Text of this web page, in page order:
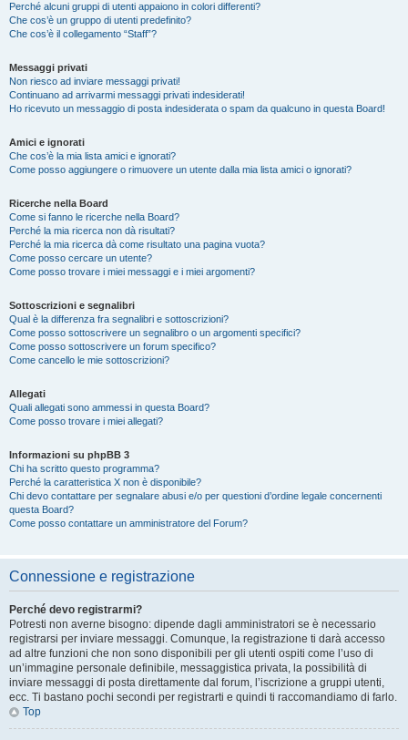
Perché alcuni gruppi di utenti appaiono in colori differenti?
Che cos’è un gruppo di utenti predefinito?
Che cos’è il collegamento “Staff”?
Messaggi privati
Non riesco ad inviare messaggi privati!
Continuano ad arrivarmi messaggi privati indesiderati!
Ho ricevuto un messaggio di posta indesiderata o spam da qualcuno in questa Board!
Amici e ignorati
Che cos’è la mia lista amici e ignorati?
Come posso aggiungere o rimuovere un utente dalla mia lista amici o ignorati?
Ricerche nella Board
Come si fanno le ricerche nella Board?
Perché la mia ricerca non dà risultati?
Perché la mia ricerca dà come risultato una pagina vuota?
Come posso cercare un utente?
Come posso trovare i miei messaggi e i miei argomenti?
Sottoscrizioni e segnalibri
Qual è la differenza fra segnalibri e sottoscrizioni?
Come posso sottoscrivere un segnalibro o un argomenti specifici?
Come posso sottoscrivere un forum specifico?
Come cancello le mie sottoscrizioni?
Allegati
Quali allegati sono ammessi in questa Board?
Come posso trovare i miei allegati?
Informazioni su phpBB 3
Chi ha scritto questo programma?
Perché la caratteristica X non è disponibile?
Chi devo contattare per segnalare abusi e/o per questioni d’ordine legale concernenti
questa Board?
Come posso contattare un amministratore del Forum?
Connessione e registrazione
Perché devo registrarmi?
Potresti non averne bisogno: dipende dagli amministratori se è necessario
registrarsi per inviare messaggi. Comunque, la registrazione ti darà accesso
ad altre funzioni che non sono disponibili per gli utenti ospiti come l’uso di
un’immagine personale definibile, messaggistica privata, la possibilità di
inviare messaggi di posta direttamente dal forum, l’iscrizione a gruppi utenti,
ecc. Ti bastano pochi secondi per registrarti e quindi ti raccomandiamo di farlo.
Top